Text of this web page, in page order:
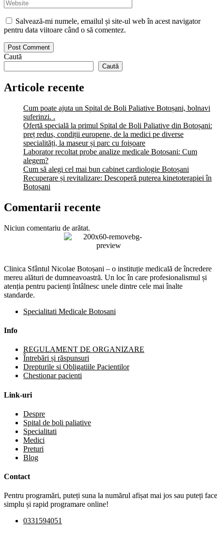
Salvează-mi numele, emailul și site-ul web în acest navigator
pentru data viitoare când o să comentez.
Caută
Caută
Articole recente
Cum poate ajuta un Spital de Boli Paliative Botoșani, bolnavi
suferinzi. .
Ofertă specială la primul Spital de Boli Paliative din Botoșani:
preț redus, condiții europene, de la medici pe diverse
specialități, la maseur și parc cu foișoare
Laborator recoltat probe analize medicale Botosani: Cum
alegem?
Cum să alegi cel mai bun cabinet cardiologie Botoșani
Recuperare și revitalizare: Descoperă puterea kinetoterapiei în
Botoșani
Comentarii recente
Niciun comentariu de arătat.
Clinica Sfântul Nicolae Botoșani – o instituție medicală de încredere
mereu alături de dumneavoastră. Un loc în care profesionalismul și
atenția pentru pacienți întâlnesc unele dintre cele mai înalte
standarde.
Specialitati Medicale Botosani
Info
REGULAMENT DE ORGANIZARE
Întrebări și răspunsuri
Drepturile si Obligatiile Pacientilor
Chestionar pacienti
Link-uri
Despre
Spital de boli paliative
Specialitati
Medici
Preturi
Blog
Contact
Pentru programări, puteți suna la numărul afișat mai jos sau puteți face
simplu și rapid programare online!
0331594051